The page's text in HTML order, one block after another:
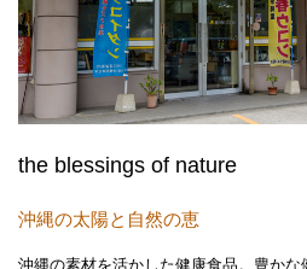
the blessings of nature
沖縄の太陽と自然の恵
沖縄の素材を活かした健康食品。豊かな